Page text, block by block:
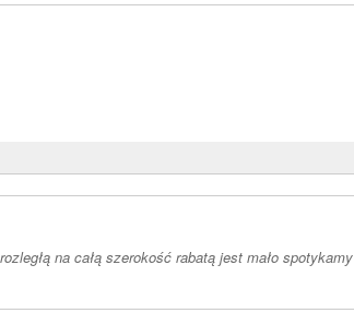
na całą szerokość rabatą jest mało spotykamy